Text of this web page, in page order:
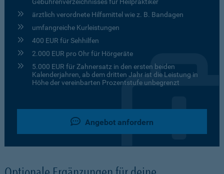
ärztlich verordnete Hilfsmittel wie z. B. Bandagen
umfangreiche Kurleistungen
400 EUR für Sehhilfen
2.000 EUR pro Ohr für Hörgeräte
5.000 EUR für Zahnersatz in den ersten beiden
Kalenderjahren, ab dem dritten Jahr ist die Leistung in
Höhe der vereinbarten Prozentstufe unbegrenzt
Angebot anfordern